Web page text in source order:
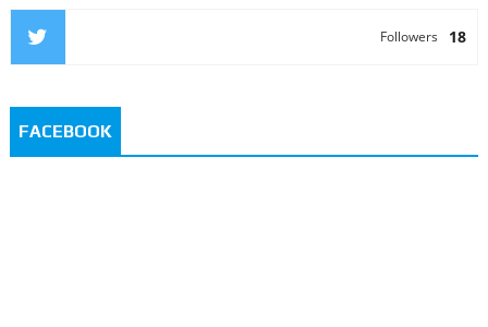
18
Followers
FACEBOOK